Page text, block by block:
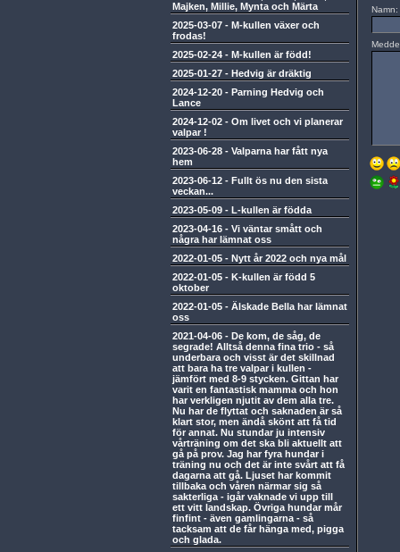
Majken, Millie, Mynta och Märta
2025-03-07 - M-kullen växer och
frodas!
2025-02-24 - M-kullen är född!
2025-01-27 - Hedvig är dräktig
2024-12-20 - Parning Hedvig och
Lance
2024-12-02 - Om livet och vi planerar
valpar !
2023-06-28 - Valparna har fått nya
hem
2023-06-12 - Fullt ös nu den sista
veckan...
2023-05-09 - L-kullen är födda
2023-04-16 - Vi väntar smått och
några har lämnat oss
2022-01-05 - Nytt år 2022 och nya mål
2022-01-05 - K-kullen är född 5
oktober
2022-01-05 - Älskade Bella har lämnat
oss
2021-04-06 - De kom, de såg, de
segrade! Alltså denna fina trio - så
underbara och visst är det skillnad
att bara ha tre valpar i kullen -
jämfört med 8-9 stycken. Gittan har
varit en fantastisk mamma och hon
har verkligen njutit av dem alla tre.
Nu har de flyttat och saknaden är så
klart stor, men ändå skönt att få tid
för annat. Nu stundar ju intensiv
vårträning om det ska bli aktuellt att
gå på prov. Jag har fyra hundar i
träning nu och det är inte svårt att få
dagarna att gå. Ljuset har kommit
tillbaka och våren närmar sig så
sakterliga - igår vaknade vi upp till
ett vitt landskap. Övriga hundar mår
finfint - även gamlingarna - så
tacksam att de får hänga med, pigga
och glada.
Namn: